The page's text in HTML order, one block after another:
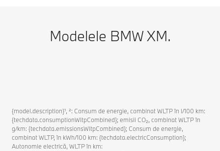
Modelele BMW XM.
{model.description}¹, ²: Consum de energie, combinat WLTP în l/100 km:
{techdata.consumptionWltpCombined}; emisii CO₂, combinat WLTP în
g/km: {techdata.emissionsWltpCombined}; Consum de energie,
combinat WLTP, în kWh/100 km: {techdata.electricConsumption};
Autonomie electrică, WLTP în km: